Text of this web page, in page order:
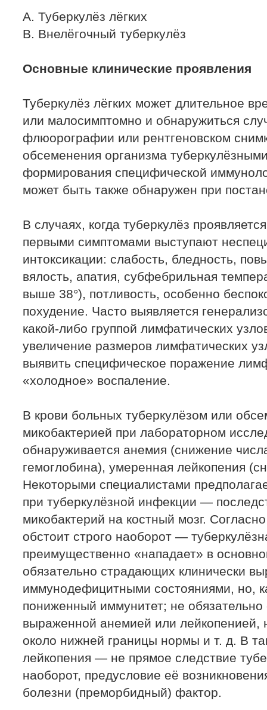
А. Туберкулёз лёгких
В. Внелёгочный туберкулёз
Основные клинические проявления
Туберкулёз лёгких может длительное
или малосимптомно и обнаружиться
флюорографии или рентгеновском
обсеменения организма
формирования специфической
может быть также обнаружен при
В случаях, когда туберкулёз
первыми симптомами выступают
интоксикации: слабость, бледность,
вялость, апатия, субфебрильная
выше 38°), потливость, особенно
похудение. Часто выявляется
какой-либо группой лимфатических
увеличение размеров лимфатических
выявить специфическое поражение
«холодное» воспаление.
В крови больных туберкулёзом или
микобактерией при лабораторном
обнаруживается анемия (снижение
гемоглобина), умеренная лейкопения
Некоторыми специалистами
при туберкулёзной инфекции —
микобактерий на костный мозг.
обстоит строго наоборот —
преимущественно «нападает» в
обязательно страдающих клинически
иммунодефицитными состояниями, но,
пониженный иммунитет; не
выраженной анемией или
около нижней границы нормы и т. д. В
лейкопения — не прямое следствие
наоборот, предусловие её
болезни (преморбидный) фактор.